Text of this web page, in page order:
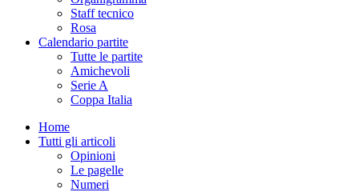
Staff tecnico
Rosa
Calendario partite
Tutte le partite
Amichevoli
Serie A
Coppa Italia
Home
Tutti gli articoli
Opinioni
Le pagelle
Numeri